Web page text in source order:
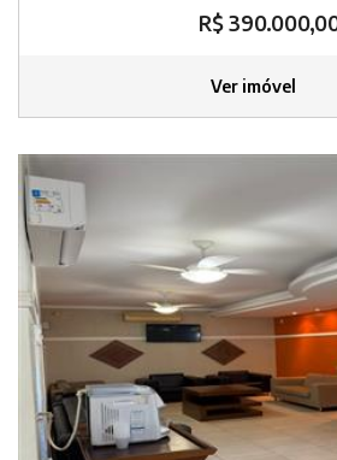
R$
Ver imóvel